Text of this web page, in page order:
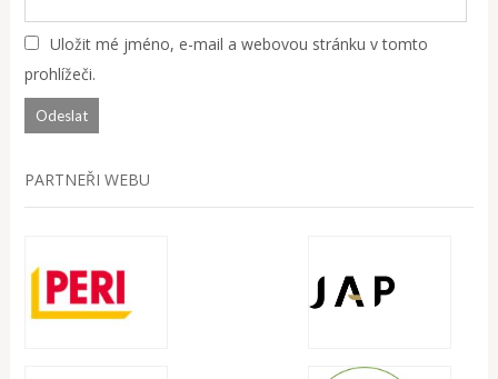
Uložit mé jméno, e-mail a webovou stránku v tomto
prohlížeči.
PARTNEŘI WEBU